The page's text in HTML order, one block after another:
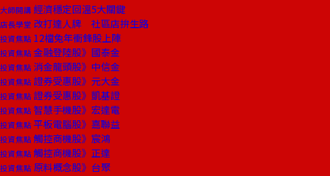
大師開講 經濟穩定回溫5大關鍵
店長學堂 改打達人牌 社區店拚生路
投資焦點 12檔兔年衝鋒股上陣
投資焦點 金融登陸股》國泰金
投資焦點 消金龍頭股》中信金
投資焦點 證券受惠股》元大金
投資焦點 證券受惠股》凱基證
投資焦點 智慧手機股》宏達電
投資焦點 平板電腦股》嘉聯益
投資焦點 觸控商機股》宸鴻
投資焦點 觸控商機股》正達
投資焦點 原料概念股》台聚